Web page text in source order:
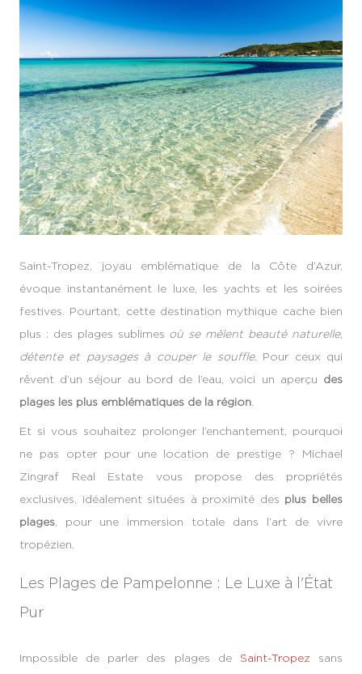
Saint-Tropez, joyau emblématique de la Côte d’Azur,
évoque instantanément le luxe, les yachts et les soirées
festives. Pourtant, cette destination mythique cache bien
plus : des plages sublimes où se mêlent beauté naturelle,
détente et paysages à couper le souffle. Pour ceux qui
rêvent d’un séjour au bord de l’eau, voici un aperçu des
plages les plus emblématiques de la région
Et si vous souhaitez prolonger l’enchantement, pourquoi
ne pas opter pour une location de prestige ? Michael
Zingraf Real Estate vous propose des propriétés
exclusives, idéalement situées à proximité des plus belles
plages , pour une immersion totale dans l’art de vivre
tropézien.
Les Plages de Pampelonne : Le Luxe à l'État
Pur
Impossible de parler des plages de Saint-Tropez sans